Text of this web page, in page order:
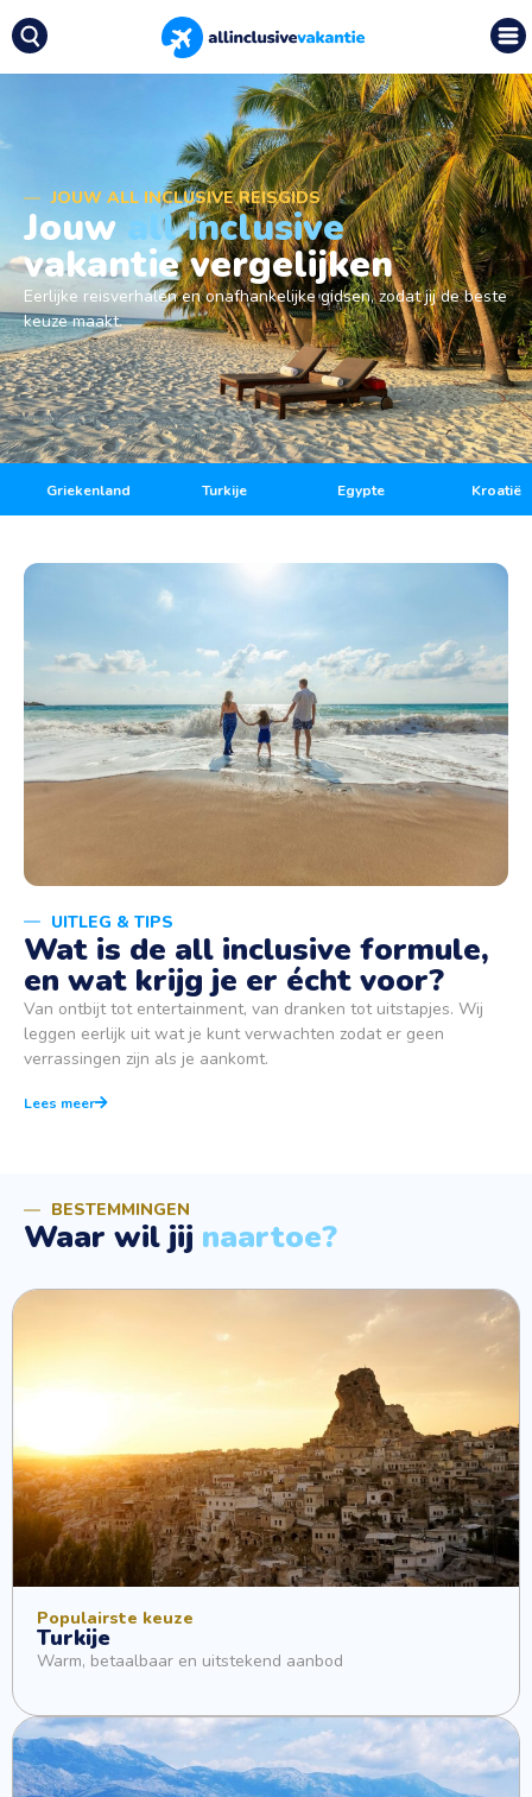
JOUW ALL INCLUSIVE REISGIDS
Jouwall inclusive
vakantie vergelijken
Eerlijke reisverhalen en onafhankelijke gidsen, zodat jij de beste
keuze maakt.
Griekenland Turkije Egypte Kroatië
UITLEG & TIPS
Wat is de all inclusive formule,
en wat krijg je er écht voor?
Van ontbijt tot entertainment, van dranken tot uitstapjes. Wij
leggen eerlijk uit wat je kunt verwachten zodat er geen
verrassingen zijn als je aankomt.
Lees meer
BESTEMMINGEN
Waar wil jij naartoe?
Populairste keuze
Turkije
Warm, betaalbaar en uitstekend aanbod